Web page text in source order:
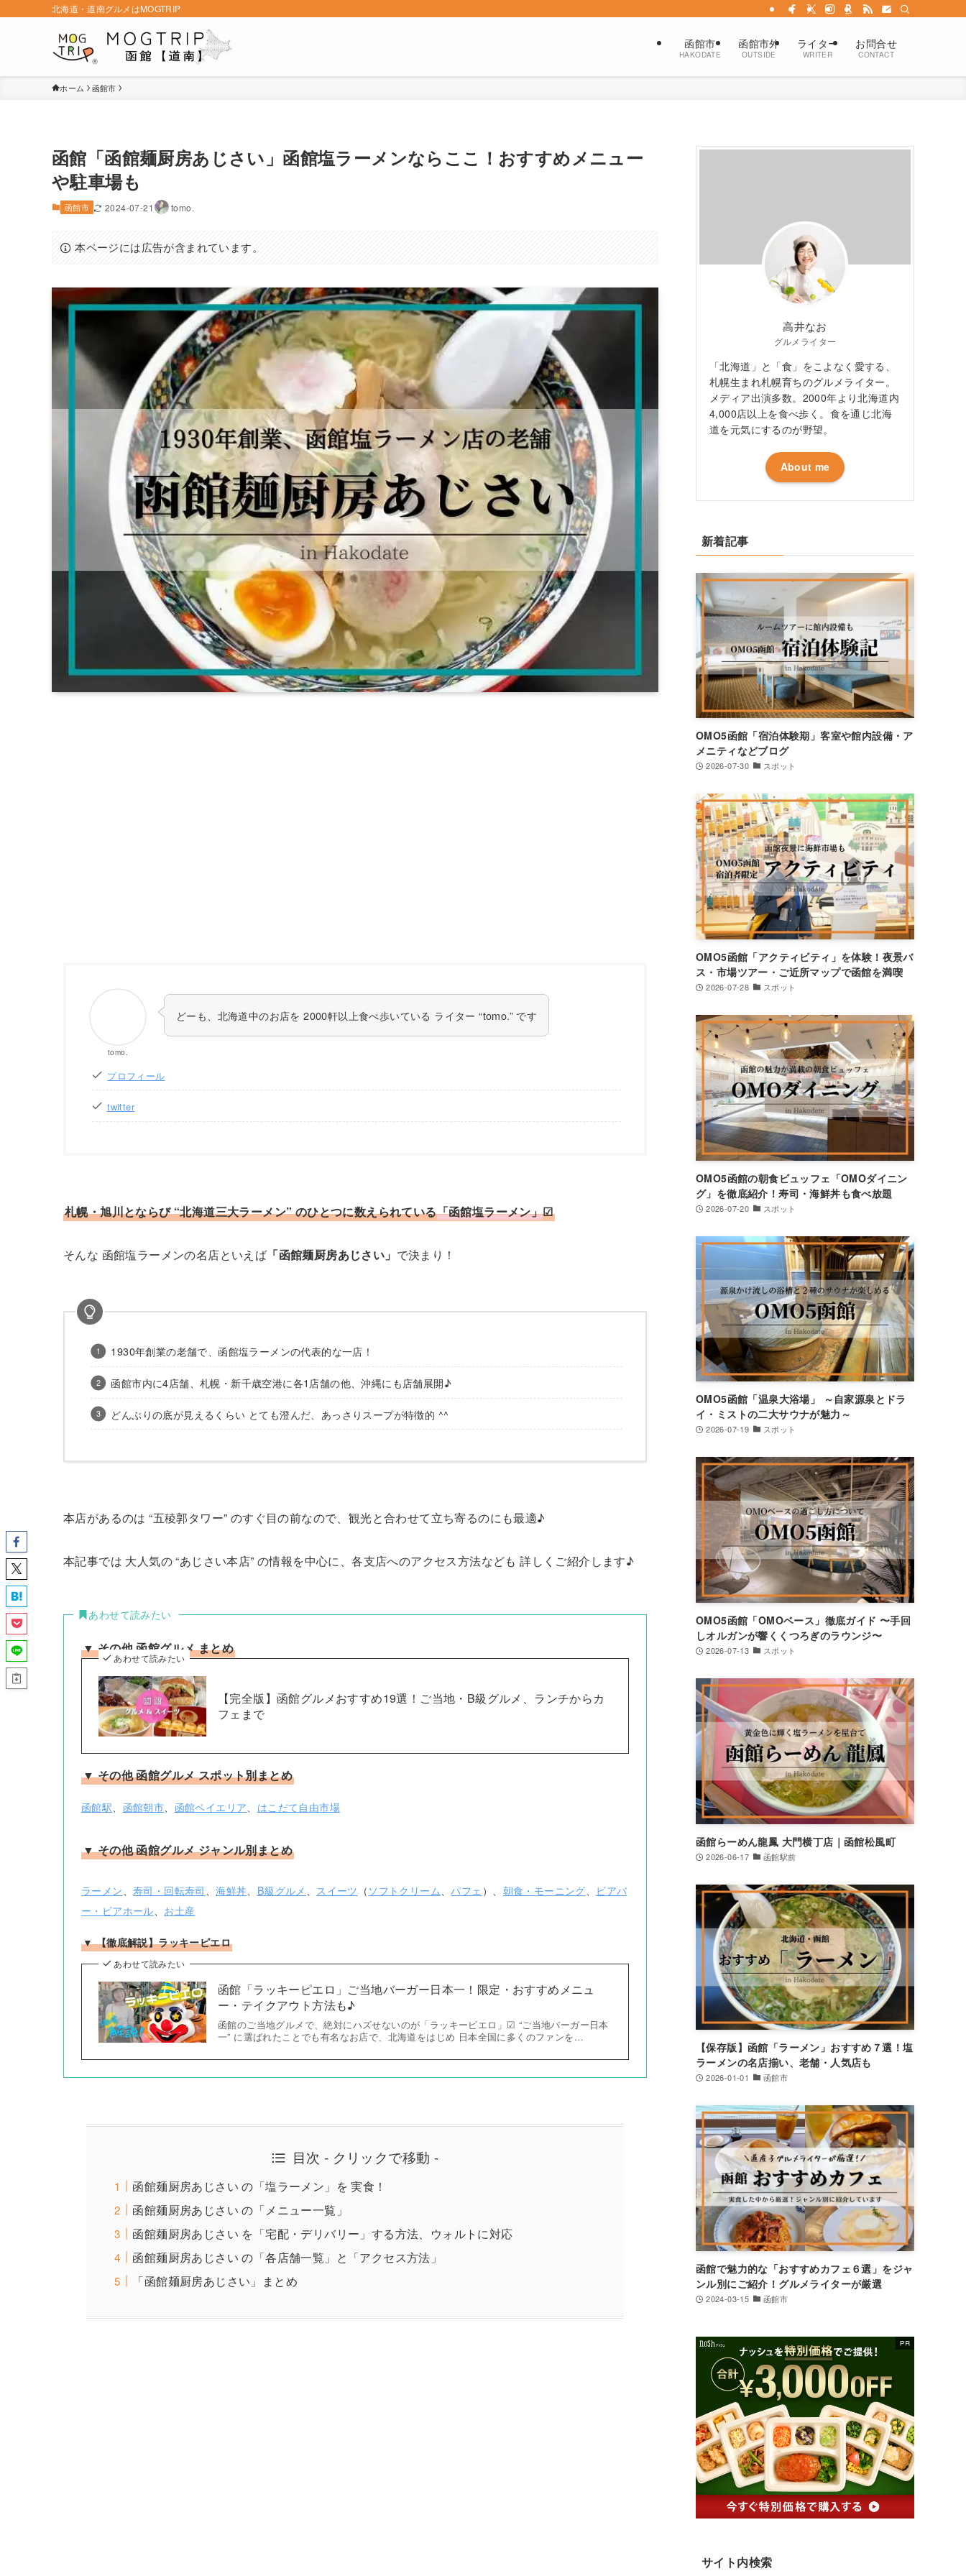
北海道・道南グルメはMOGTRIP
函館市
HAKODATE
函館市外
OUTSIDE
ライター
WRITER
お問合せ
CONTACT
ホーム 函館市
函館「函館麺厨房あじさい」函館塩ラーメンならここ！おすすめメニュー
や駐車場も
函館市 2024-07-21 tomo.
本ページには広告が含まれています。
tomo.
どーも、北海道中のお店を 2000軒以上食べ歩いている ライター “tomo.” です
プロフィール
twitter
札幌・旭川とならび “北海道三大ラーメン” のひとつに数えられている「函館塩ラーメン」☑
そんな 函館塩ラーメンの名店といえば 「函館麺厨房あじさい」 で決まり！
1930年創業の老舗で、函館塩ラーメンの代表的な一店！
函館市内に4店舗、札幌・新千歳空港に各1店舗の他、沖縄にも店舗展開♪
どんぶりの底が見えるくらい とても澄んだ、あっさりスープが特徴的 ^^
本店があるのは “五稜郭タワー” のすぐ目の前なので、観光と合わせて立ち寄るのにも最適♪
本記事では 大人気の “あじさい本店” の情報を中心に、各支店へのアクセス方法なども 詳しくご紹介します♪
あわせて読みたい
▼ その他 函館グルメ まとめ
あわせて読みたい
【完全版】函館グルメおすすめ19選！ご当地・B級グルメ、ランチからカ
フェまで
▼ その他 函館グルメ スポット別まとめ
函館駅、 函館朝市、 函館ベイエリア、 はこだて自由市場
▼ その他 函館グルメ ジャンル別まとめ
ラーメン、寿司・回転寿司、海鮮丼、 B級グルメ 、 スイーツ （ソフトクリーム、パフェ ）、 朝食・モーニング、 ビアバ
ー・ビアホール、 お土産
▼ 【徹底解説】ラッキーピエロ
あわせて読みたい
函館「ラッキーピエロ」ご当地バーガー日本一！限定・おすすめメニュ
ー・テイクアウト方法も♪
函館のご当地グルメで、絶対にハズせないのが「ラッキーピエロ」☑ “ご当地バーガー日本
一” に選ばれたことでも有名なお店で、北海道をはじめ 日本全国に多くのファンを…
目次 - クリックで移動 -
函館麺厨房あじさい の「塩ラーメン」を 実食！
函館麺厨房あじさい の「メニュー一覧」
函館麺厨房あじさい を「宅配・デリバリー」する方法、ウォルトに対応
函館麺厨房あじさい の「各店舗一覧」と「アクセス方法」
「函館麺厨房あじさい」まとめ
高井なお
グルメライター
「北海道」と「食」をこよなく愛する、
札幌生まれ札幌育ちのグルメライター。
メディア出演多数。2000年より北海道内
4,000店以上を食べ歩く。食を通じ北海
道を元気にするのが野望。
About me
新着記事
OMO5函館「宿泊体験期」客室や館内設備・ア
メニティなどブログ
2026-07-30 スポット
OMO5函館「アクティビティ」を体験！夜景バ
ス・市場ツアー・ご近所マップで函館を満喫
2026-07-28 スポット
OMO5函館の朝食ビュッフェ「OMOダイニン
グ」を徹底紹介！寿司・海鮮丼も食べ放題
2026-07-20 スポット
OMO5函館「温泉大浴場」 ～自家源泉とドラ
イ・ミストの二大サウナが魅力～
2026-07-19 スポット
OMO5函館「OMOベース」徹底ガイド 〜手回
しオルガンが響くくつろぎのラウンジ〜
2026-07-13 スポット
函館らーめん龍鳳 大門横丁店｜函館松風町
2026-06-17 函館駅前
【保存版】函館「ラーメン」おすすめ７選！塩
ラーメンの名店揃い、老舗・人気店も
2026-01-01 函館市
函館で魅力的な「おすすめカフェ６選」をジャ
ンル別にご紹介！グルメライターが厳選
2024-03-15 函館市
サイト内検索